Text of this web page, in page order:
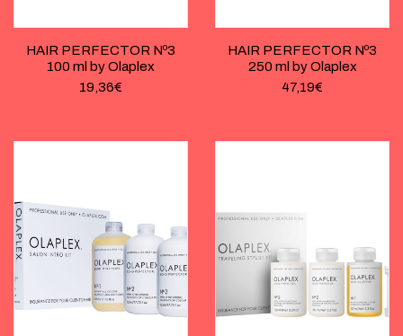
HAIR PERFECTOR Nº3
100 ml by Olaplex
19,36€
HAIR PERFECTOR Nº3
250 ml by Olaplex
47,19€